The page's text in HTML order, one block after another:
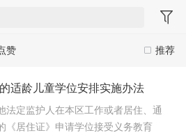
推荐
赞
适龄儿童学位安排实施办法
法定监护人在本区工作或者居住、通
《居住证》申请学位接受义务教育